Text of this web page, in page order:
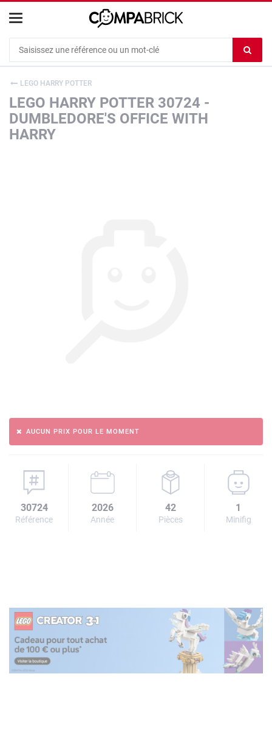
le
LEGO HARRY POTTER
LEGO HARRY POTTER 30724 -
DUMBLEDORE'S OFFICE WITH
HARRY
AUCUN PRIX POUR LE MOMENT
30724
Référence
2026
Année
42
Pièces
1
Minifig
Cookies management panel